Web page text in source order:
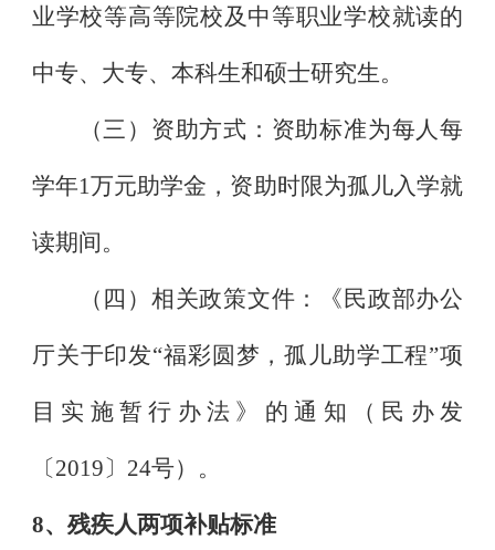
业学校等高等院校及中等职业学校就读的
中专、大专、本科生和硕士研究生。
（三）资助方式：资助标准为每人每
学年1万元助学金，资助时限为孤儿入学就
读期间。
（四）相关政策文件：《民政部办公
厅关于印发“福彩圆梦，孤儿助学工程”项
目实施暂行办法》的通知（民办发
〔2019〕 24号）。
8、残疾人两项补贴标准